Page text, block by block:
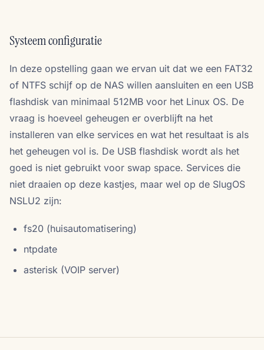
Systeem configuratie
In deze opstelling gaan we ervan uit dat we een FAT32
of NTFS schijf op de NAS willen aansluiten en een USB
flashdisk van minimaal 512MB voor het Linux OS. De
vraag is hoeveel geheugen er overblijft na het
installeren van elke services en wat het resultaat is als
het geheugen vol is. De USB flashdisk wordt als het
goed is niet gebruikt voor swap space. Services die
niet draaien op deze kastjes, maar wel op de SlugOS
NSLU2 zijn:
fs20 (huisautomatisering)
ntpdate
asterisk (VOIP server)